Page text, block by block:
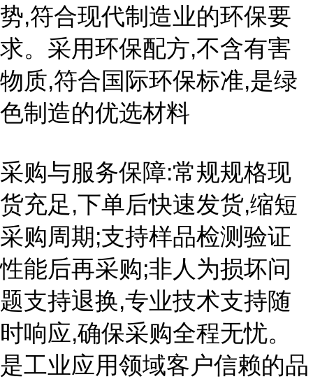
势,符合现代制造业的环保要
求。采用环保配方,不含有害
物质,符合国际环保标准,是绿
色制造的优选材料
采购与服务保障:常规规格现
货充足,下单后快速发货,缩短
采购周期;支持样品检测验证
性能后再采购;非人为损坏问
题支持退换,专业技术支持随
时响应,确保采购全程无忧。
是工业应用领域客户信赖的品